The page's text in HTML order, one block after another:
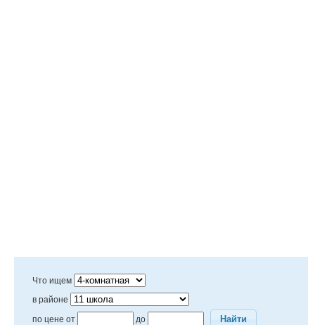
Что ищем
в районе
по цене от до Найти